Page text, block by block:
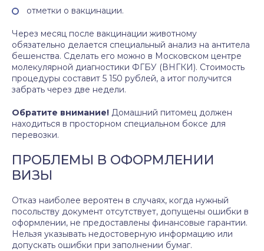
отметки о вакцинации.
Через месяц после вакцинации животному
обязательно делается специальный анализ на антитела
бешенства. Сделать его можно в Московском центре
молекулярной диагностики ФГБУ (ВНГКИ). Стоимость
процедуры составит 5 150 рублей, а итог получится
забрать через две недели.
Обратите внимание! Домашний питомец должен
находиться в просторном специальном боксе для
перевозки.
ПРОБЛЕМЫ В ОФОРМЛЕНИИ
ВИЗЫ
Отказ наиболее вероятен в случаях, когда нужный
посольству документ отсутствует, допущены ошибки в
оформлении, не предоставлены финансовые гарантии.
Нельзя указывать недостоверную информацию или
допускать ошибки при заполнении бумаг.